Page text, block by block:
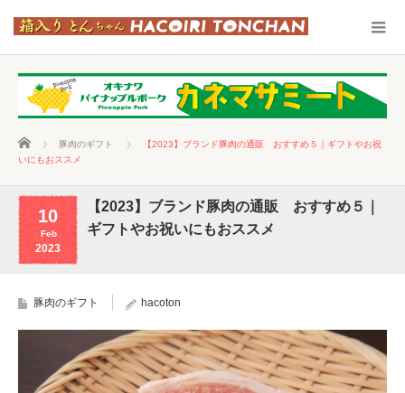
ホーム 豚肉のギフト
【2023】ブランド豚肉の通販 おすすめ５｜ギフトやお祝
いにもおススメ
10
Feb
2023
【2023】ブランド豚肉の通販 おすすめ５｜
ギフトやお祝いにもおススメ
豚肉のギフト hacoton